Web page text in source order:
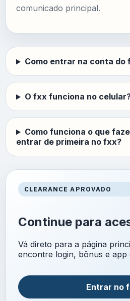
comunicado principal.
Como entrar na conta do
O fxx funciona no
Como funciona o que
entrar de primeira no fxx?
CLEARANCE APROVADO
Continue para
Vá direto para a página
encontre login, bônus e app
Entrar no